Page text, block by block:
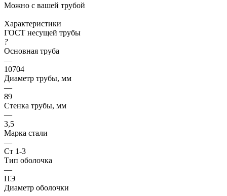
Можно с вашей трубой
Характеристики
ГОСТ несущей трубы
?
Основная труба
—
10704
Диаметр трубы, мм
—
89
Стенка трубы, мм
—
3,5
Марка стали
—
Ст 1-3
Тип оболочка
—
ПЭ
Диаметр оболочки